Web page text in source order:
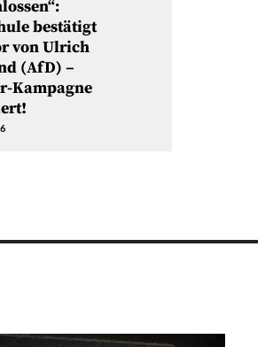
bestätigt
von Ulrich
(AfD) –
Kampagne